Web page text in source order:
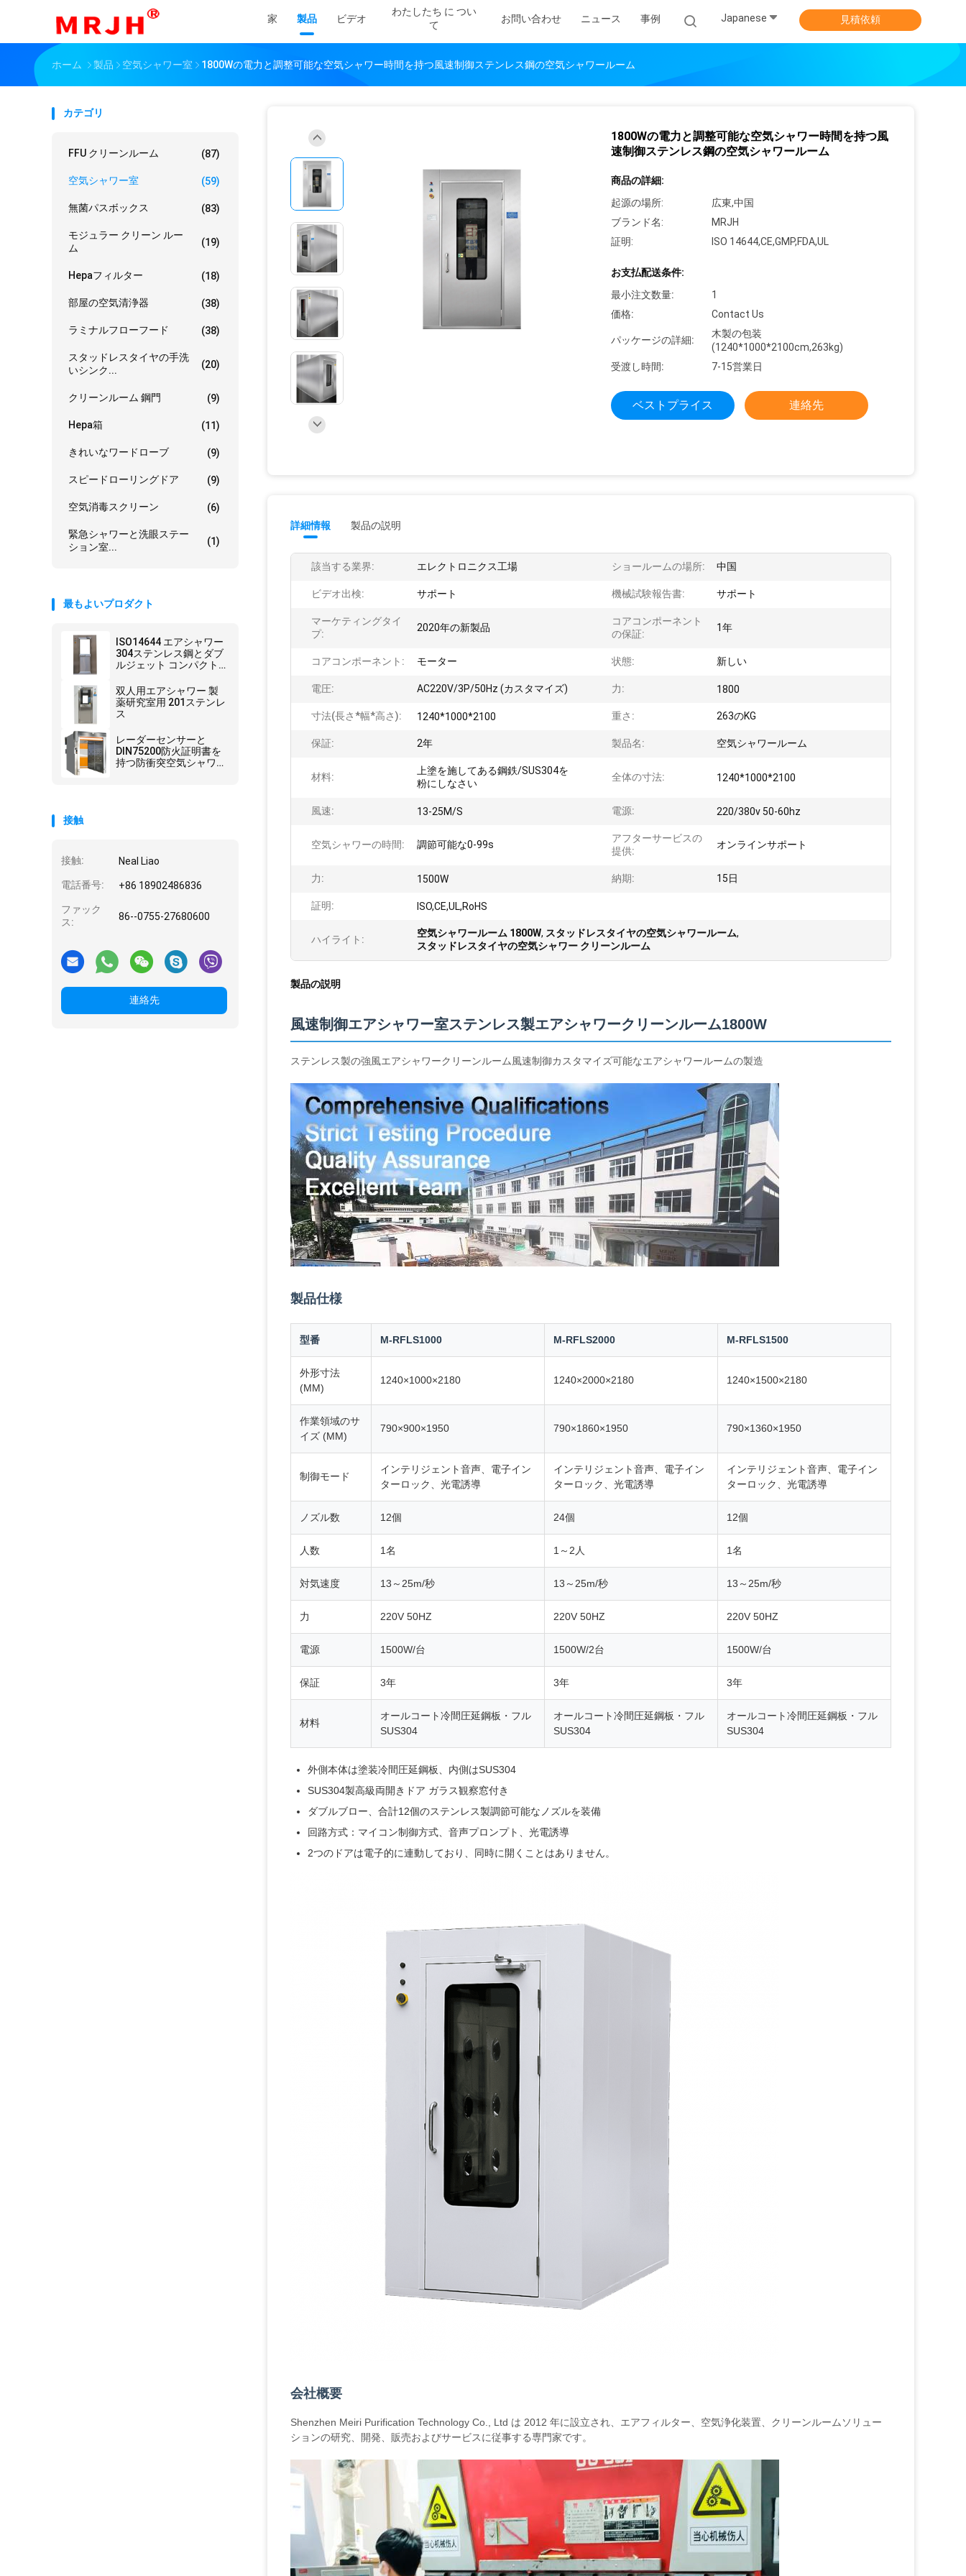
家 製品 ビデオ
わたしたち に つい
て
お問い合わせ ニュース 事例 Japanese 見積依頼
ホーム 製品 空気シャワー室 1800Wの電力と調整可能な空気シャワー時間を持つ風速制御ステンレス鋼の空気シャワールーム
カテゴリ
FFU クリーンルーム (87)
空気シャワー室 (59)
無菌パスボックス (83)
モジュラー クリーン ルー
ム
(19)
Hepaフィルター (18)
部屋の空気清浄器 (38)
ラミナルフローフード (38)
スタッドレスタイヤの手洗
いシンク...
(20)
クリーンルーム 鋼門 (9)
Hepa箱 (11)
きれいなワードローブ (9)
スピードローリングドア (9)
空気消毒スクリーン (6)
緊急シャワーと洗眼ステー
ション室...
(1)
最もよいプロダクト
ISO14644 エアシャワー
304ステンレス鋼とダブ
ルジェット コンパクト
双人用エアシャワー 製
薬研究室用 201ステンレ
ス
レーダーセンサーと
DIN75200防火証明書を
持つ防衝突空気シャワー
接触
接触: Neal Liao
電話番号: +86 18902486836
ファック
ス:
86--0755-27680600
連絡先
1800Wの電力と調整可能な空気シャワー時間を持つ風
速制御ステンレス鋼の空気シャワールーム
商品の詳細:
起源の場所:
広東,中国
ブランド名:
MRJH
証明:
ISO 14644,CE,GMP,FDA,UL
お支払配送条件:
最小注文数量:
1
価格:
Contact Us
パッケージの詳細:
木製の包装
(1240*1000*2100cm,263kg)
受渡し時間:
7-15営業日
ベストプライス 連絡先
詳細情報 製品の説明
該当する業界: エレクトロニクス工場 ショールームの場所: 中国
ビデオ出検: サポート 機械試験報告書: サポート
マーケティングタイ
プ:
2020年の新製品
コアコンポーネント
の保証:
1年
コアコンポーネント: モーター 状態: 新しい
電圧: AC220V/3P/50Hz (カスタマイズ) 力: 1800
寸法(長さ*幅*高さ): 1240*1000*2100 重さ: 263のKG
保証: 2年 製品名: 空気シャワールーム
材料:
上塗を施してある鋼鉄/SUS304を
粉にしなさい
全体の寸法: 1240*1000*2100
風速: 13-25M/S 電源: 220/380v 50-60hz
空気シャワーの時間: 調節可能な0-99s
アフターサービスの
提供:
オンラインサポート
力: 1500W 納期: 15日
証明: ISO,CE,UL,RoHS
ハイライト:
空気シャワールーム 1800W, スタッドレスタイヤの空気シャワールーム,
スタッドレスタイヤの空気シャワー クリーンルーム
製品の説明
風速制御エアシャワー室ステンレス製エアシャワークリーンルーム1800W
ステンレス製の強風エアシャワークリーンルーム風速制御カスタマイズ可能なエアシャワールームの製造
製品仕様
型番 M-RFLS1000 M-RFLS2000 M-RFLS1500
外形寸法
(MM)
1240×1000×2180 1240×2000×2180 1240×1500×2180
作業領域のサ
イズ (MM)
790×900×1950 790×1860×1950 790×1360×1950
制御モード
インテリジェント音声、電子イン
ターロック、光電誘導
インテリジェント音声、電子イン
ターロック、光電誘導
インテリジェント音声、電子イン
ターロック、光電誘導
ノズル数 12個 24個 12個
人数 1名 1～2人 1名
対気速度 13～25m/秒 13～25m/秒 13～25m/秒
力 220V 50HZ 220V 50HZ 220V 50HZ
電源 1500W/台 1500W/2台 1500W/台
保証 3年 3年 3年
材料
オールコート冷間圧延鋼板・フル
SUS304
オールコート冷間圧延鋼板・フル
SUS304
オールコート冷間圧延鋼板・フル
SUS304
外側本体は塗装冷間圧延鋼板、内側はSUS304
SUS304製高級両開きドア ガラス観察窓付き
ダブルブロー、合計12個のステンレス製調節可能なノズルを装備
回路方式：マイコン制御方式、音声プロンプト、光電誘導
2つのドアは電子的に連動しており、同時に開くことはありません。
会社概要
Shenzhen Meiri Purification Technology Co., Ltd は 2012 年に設立され、エアフィルター、空気浄化装置、クリーンルームソリュー
ションの研究、開発、販売およびサービスに従事する専門家です。